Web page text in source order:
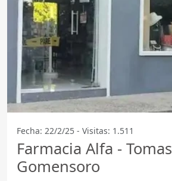
Fecha: 22/2/25 - Visitas: 1.511
Farmacia Alfa - Tomas
Gomensoro